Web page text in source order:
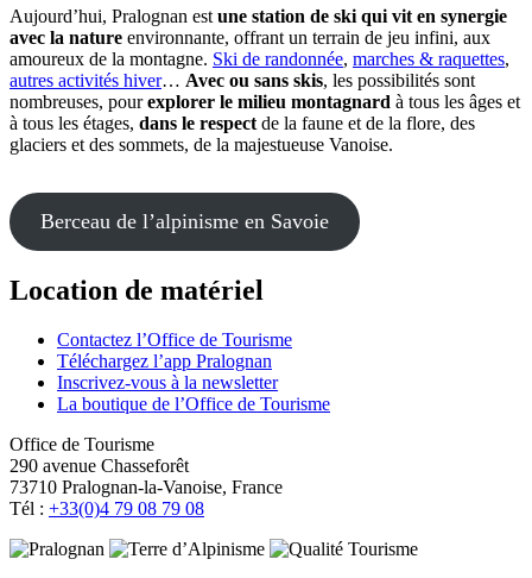
Aujourd’hui, Pralognan est une station de ski qui vit en synergie
avec la nature environnante, offrant un terrain de jeu infini, aux
amoureux de la montagne. Ski de randonnée, marches & raquettes,
autres activités hiver… Avec ou sans skis, les possibilités sont
nombreuses, pourexplorer le milieu montagnard à tous les âges et
à tous les étages, dans le respect de la faune et de la flore, des
glaciers et des sommets, de la majestueuse Vanoise.
Berceau de l’alpinisme en Savoie
Location de matériel
Contactez l’Office de Tourisme
Téléchargez l’app Pralognan
Inscrivez-vous à la newsletter
La boutique de l’Office de Tourisme
Office de Tourisme
290 avenue Chasseforêt
73710 Pralognan-la-Vanoise, France
Tél : +33(0)4 79 08 79 08